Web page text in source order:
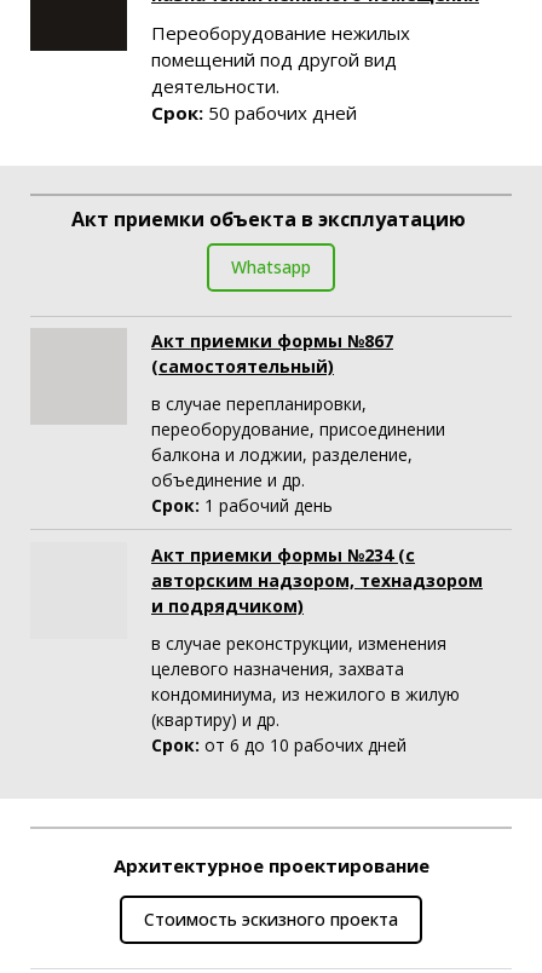
Переоборудование нежилых
помещений под другой вид
деятельности.
Срок: 50 рабочих дней
Акт приемки объекта в эксплуатацию
Whatsapp
Акт приемки формы №867
(самостоятельный)
в случае перепланировки,
переоборудование, присоединении
балкона и лоджии, разделение,
объединение и др.
Срок: 1 рабочий день
Акт приемки формы №234 (с
авторским надзором, технадзором
и подрядчиком)
в случае реконструкции, изменения
целевого назначения, захвата
кондоминиума, из нежилого в жилую
(квартиру) и др.
Срок: от 6 до 10 рабочих дней
Архитектурное проектирование
Стоимость эскизного проекта